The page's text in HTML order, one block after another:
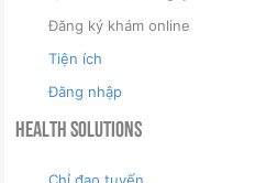
Đăng ký khám online
Tiện ích
Đăng nhập
Health Solutions